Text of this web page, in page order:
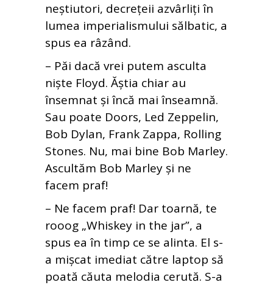
neștiutori, decrețeii azvârliți în
lumea imperialismului sălbatic, a
spus ea râzând.
– Păi dacă vrei putem asculta
niște Floyd. Ăștia chiar au
însemnat și încă mai înseamnă.
Sau poate Doors, Led Zeppelin,
Bob Dylan, Frank Zappa, Rolling
Stones. Nu, mai bine Bob Marley.
Ascultăm Bob Marley și ne
facem praf!
– Ne facem praf! Dar toarnă, te
rooog „Whiskey in the jar”, a
spus ea în timp ce se alinta. El s-
a mișcat imediat către laptop să
poată căuta melodia cerută. S-a